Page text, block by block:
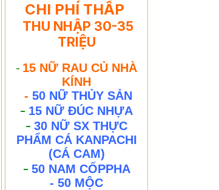
CHI PHÍ THẤP
THU NHẬP 30-35
TRIỆU
- 15 NỮ RAU CỦ NHÀ
KÍNH
-50 NỮ THỦY SẢN
- 15 NỮ ĐÚC NHỰA
-30 NỮ SX THỰC
PHẨM CÁ KANPACHI
(CÁ CAM)
- 50 NAM CỐPPHA
- 50 MỘC